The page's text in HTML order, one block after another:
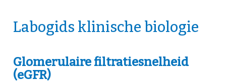
Labogids klinische biologie
Glomerulaire filtratiesnelheid
(eGFR)